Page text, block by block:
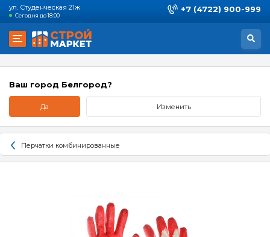
ул. Студенческая 21ж
Сегодня до 18:00
+7 (4722) 900-999
Ваш город Белгород?
Да Изменить
Перчатки комбинированные